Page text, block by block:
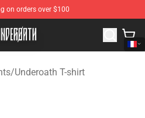
on orders over $100
Underoath Merchandise Shop
/Underoath T-shirt